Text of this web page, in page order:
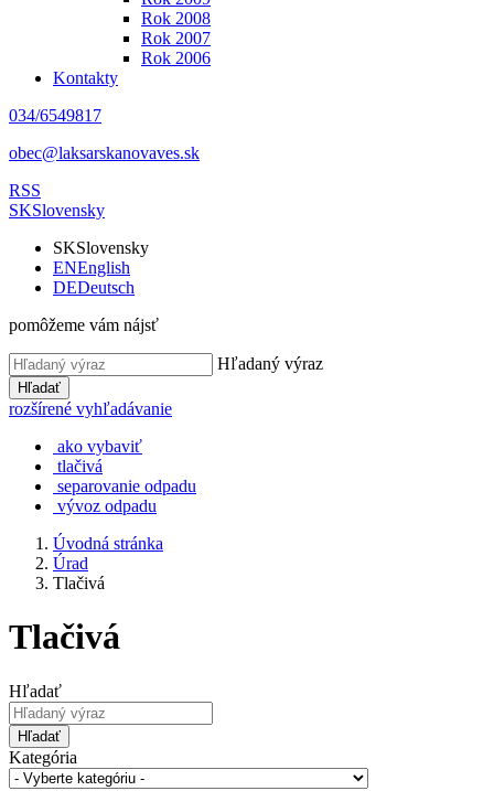
Rok 2008
Rok 2007
Rok 2006
Kontakty
034/6549817
obec@laksarskanovaves.sk
RSS
SKSlovensky
SKSlovensky
ENEnglish
DEDeutsch
pomôžeme vám nájsť
Hľadaný výraz
Hľadať
rozšírené vyhľadávanie
ako vybaviť
tlačivá
separovanie odpadu
vývoz odpadu
Úvodná stránka
Úrad
Tlačivá
Tlačivá
Hľadať
Hľadať
Kategória